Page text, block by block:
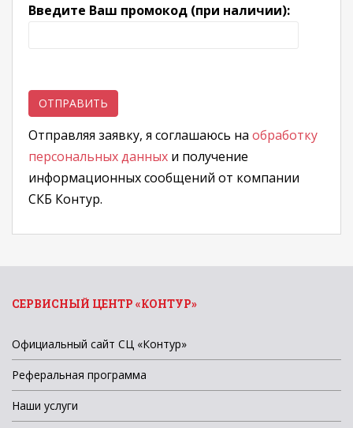
Введите Ваш промокод (при наличии):
Отправляя заявку, я соглашаюсь на обработку
персональных данных и получение
информационных сообщений от компании
СКБ Контур.
СЕРВИСНЫЙ ЦЕНТР «КОНТУР»
Официальный сайт СЦ «Контур»
Реферальная программа
Наши услуги